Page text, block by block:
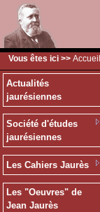
Vous êtes ici >> Accueil
Actualités
jaurésiennes
Société d'études
jaurésiennes
Les Cahiers Jaurès
Les "Oeuvres" de
Jean Jaurès